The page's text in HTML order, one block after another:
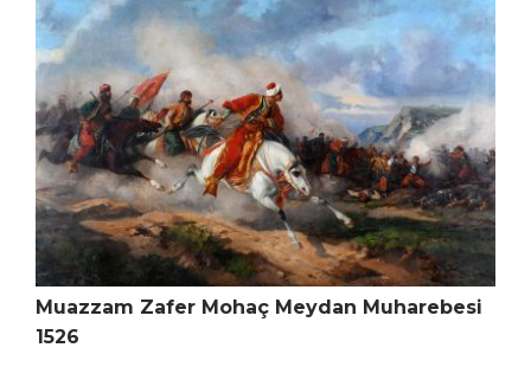
Muazzam Zafer Mohaç Meydan Muharebesi
1526